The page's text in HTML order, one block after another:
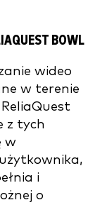
BOWL
wideo
w terenie
z tych
w
i
o